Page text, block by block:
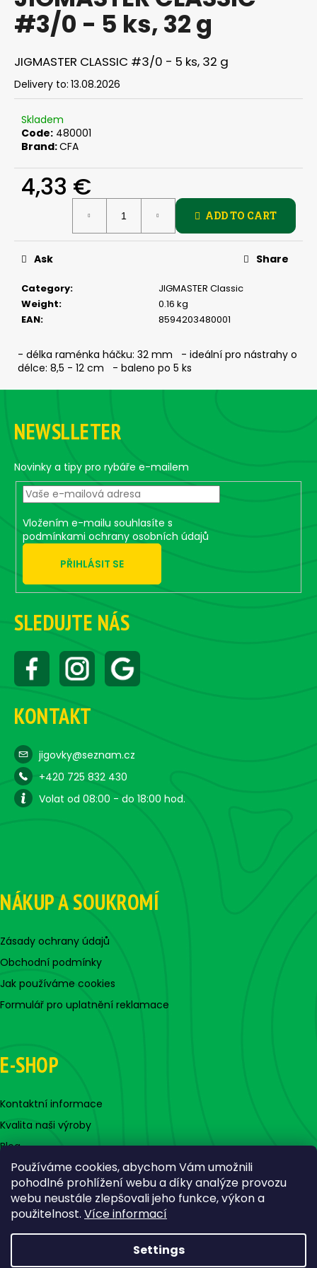
Používáme cookies, abychom Vám umožnili
pohodlné prohlížení webu a díky analýze provozu
webu neustále zlepšovali jeho funkce, výkon a
použitelnost. Více informací
Settings
is
0,0
of
5
stars.
#3/0 - 5 ks, 32 g
JIGMASTER CLASSIC #3/0 - 5 ks, 32 g
Delivery to: 13.08.2026
Skladem
Code: 480001
Brand:CFA
4,33 €
ADD TO CART
Category:
JIGMASTER Classic
Weight:
0.16 kg
EAN: 8594203480001
Ask Share
- délka raménka háčku: 32 mm - ideální pro nástrahy o
délce: 8,5 - 12 cm - baleno po 5 ks
i
n
g
f
o
?
SEARCH
W
e
c
m
m
e
JIG
-
JIGEXTRA
STANDUP
DRÁTEK
#5/0
G
€
F
NEWSLLETER
Novinky a tipy pro rybáře e-mailem
Vložením e-mailu souhlasíte s
podmínkami ochrany osobních údajů
PŘIHLÁSIT SE
SLEDUJTE NÁS
KONTAKT
jigovky@seznam.cz
+420 725 832 430
Volat od 08:00 - do 18:00 hod.
NÁKUP A SOUKROMÍ
Zásady ochrany údajů
Obchodní podmínky
Jak používáme cookies
Formulář pro uplatnění reklamace
E-SHOP
Kontaktní informace
Kvalita naši výroby
Blog
Created by Shoptet